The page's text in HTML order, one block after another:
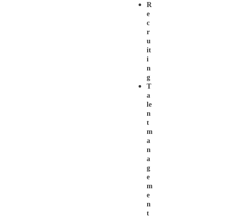
R
E
C
R
U
It
I
N
G
T
A
Le
N
T
M
A
N
A
G
E
M
E
N
T